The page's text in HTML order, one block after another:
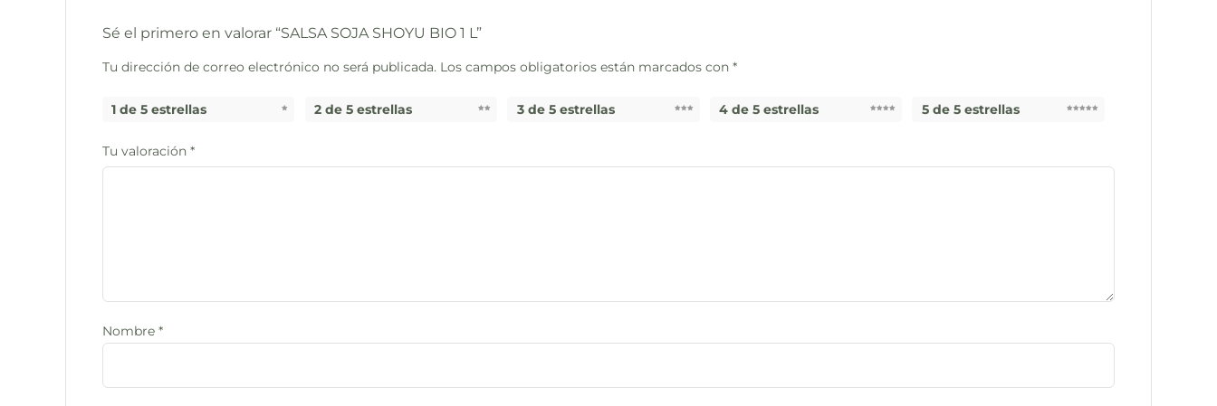
Sé el primero en valorar “SALSA SOJA SHOYU BIO 1 L”
Tu dirección de correo electrónico no será publicada. Los campos obligatorios están marcados con *
1 de 5 estrellas 2 de 5 estrellas 3 de 5 estrellas 4 de 5 estrellas 5 de 5 estrellas
Tu valoración *
Nombre *